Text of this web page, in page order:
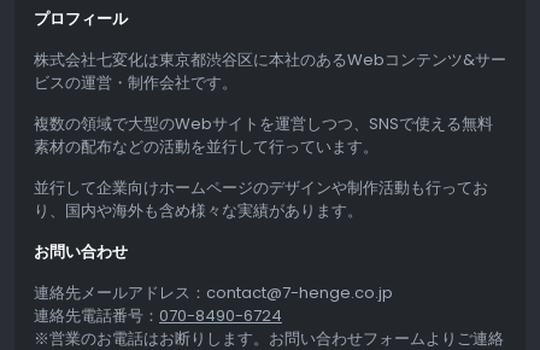
プロフィール
株式会社七変化は東京都渋谷区に本社のあるWebコンテンツ&サー
ビスの運営・制作会社です。
複数の領域で大型のWebサイトを運営しつつ、SNSで使える無料
素材の配布などの活動を並行して行っています。
並行して企業向けホームページのデザインや制作活動も行ってお
り、国内や海外も含め様々な実績があります。
お問い合わせ
連絡先メールアドレス：contact@7-henge.co.jp
連絡先電話番号： 070-8490-6724
※営業のお電話はお断りします。お問い合わせフォームよりご連絡